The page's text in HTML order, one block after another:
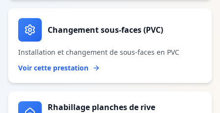
Changement sous-faces (PVC)
Installation et changement de sous-faces en PVC
Voir cette prestation
Rhabillage planches de rive